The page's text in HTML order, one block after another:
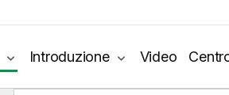
Introduzione Video